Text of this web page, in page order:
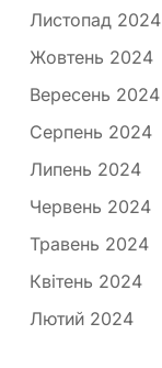
Листопад 2024
Жовтень 2024
Вересень 2024
Серпень 2024
Липень 2024
Червень 2024
Травень 2024
Квітень 2024
Лютий 2024